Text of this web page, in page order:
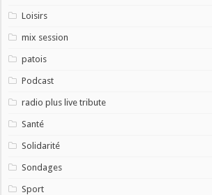
Loisirs
mix session
patois
Podcast
radio plus live tribute
Santé
Solidarité
Sondages
Sport